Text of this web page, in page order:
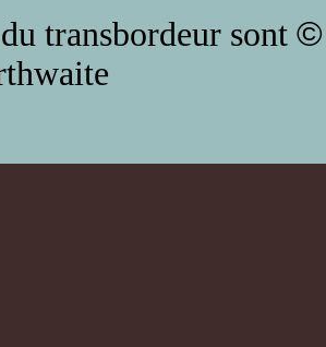
transbordeur sont ©